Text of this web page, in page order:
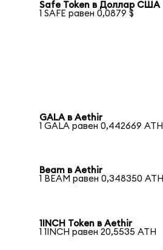
Safe Token в Доллар США
1 SAFE равен 0,0879 $
GALA в Aethir
1 GALA равен 0,442669 ATH
Beam в Aethir
1 BEAM равен 0,348350 ATH
1INCH Token в Aethir
1 1INCH равен 20,5535 ATH